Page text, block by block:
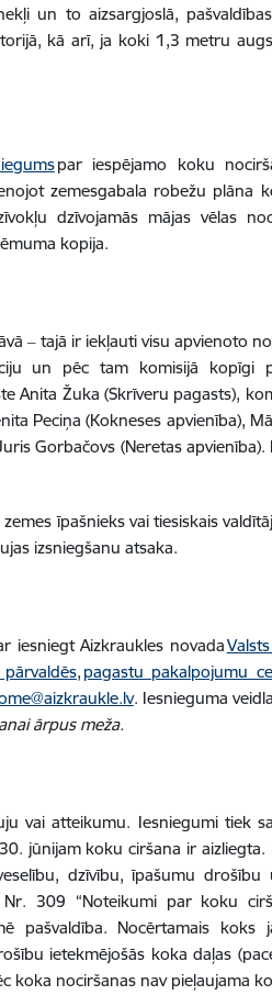
un to aizsargjoslā,
kā arī, ja koki 1,3 metru
par iespējamo koku
zemesgabala robežu plāna
dzīvojamās mājas vēlas
kopija.
‒ tajā ir iekļauti visu apvienoto
un pēc tam komisijā kopīgi
Anita Žuka (Skrīveru pagasts),
Peciņa (Kokneses apvienība),
Gorbačovs (Neretas
īpašnieks vai tiesiskais
izsniegšanu atsaka.
iesniegt Aizkraukles novada
, pagastu pakalpojumu
. Iesnieguma
ārpus meža.
vai atteikumu. Iesniegumi tiek
jūnijam koku ciršana ir
dzīvību, īpašumu
309 “Noteikumi par koku
pašvaldība. Nocērtamais koks
ietekmējošās koka daļas
koka nociršanas nav pieļaujama